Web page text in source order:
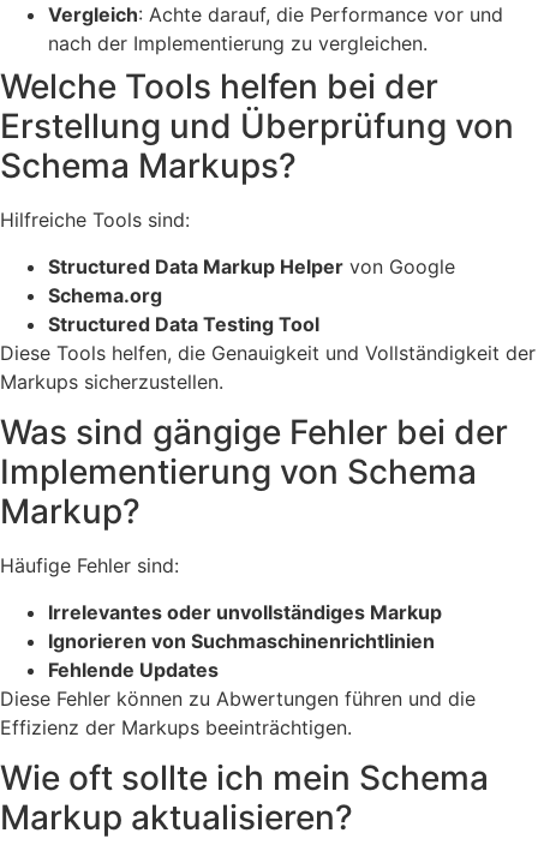
Vergleich: Achte darauf, die Performance vor und
nach der Implementierung zu vergleichen.
Welche Tools helfen bei der
Erstellung und Überprüfung von
Schema Markups?
Hilfreiche Tools sind:
Structured Data Markup Helper von Google
Schema.org
Structured Data Testing Tool
Diese Tools helfen, die Genauigkeit und Vollständigkeit der
Markups sicherzustellen.
Was sind gängige Fehler bei der
Implementierung von Schema
Markup?
Häufige Fehler sind:
Irrelevantes oder unvollständiges Markup
Ignorieren von Suchmaschinenrichtlinien
Fehlende Updates
Diese Fehler können zu Abwertungen führen und die
Effizienz der Markups beeinträchtigen.
Wie oft sollte ich mein Schema
Markup aktualisieren?